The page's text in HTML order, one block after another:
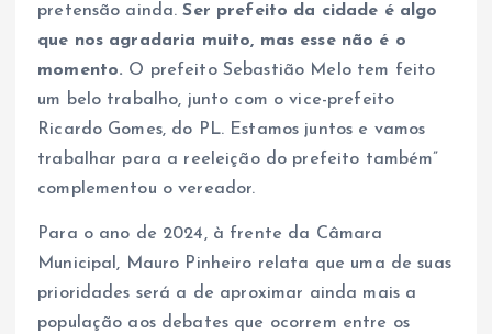
pretensão ainda.Ser prefeito da cidade é algo
que nos agradaria muito, mas esse não é o
momento. O prefeito Sebastião Melo tem feito
um belo trabalho, junto com o vice-prefeito
Ricardo Gomes, do PL. Estamos juntos e vamos
trabalhar para a reeleição do prefeito também”
complementou o vereador.
Para o ano de 2024, à frente da Câmara
Municipal, Mauro Pinheiro relata que uma de suas
prioridades será a de aproximar ainda mais a
população aos debates que ocorrem entre os